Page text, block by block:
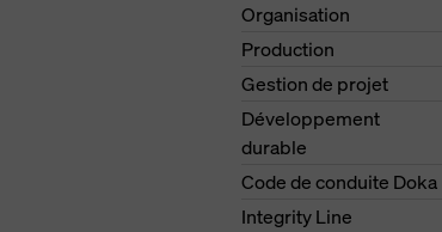
Organisation
Production
Gestion de projet
Développement
durable
Code de conduite Doka
Integrity Line